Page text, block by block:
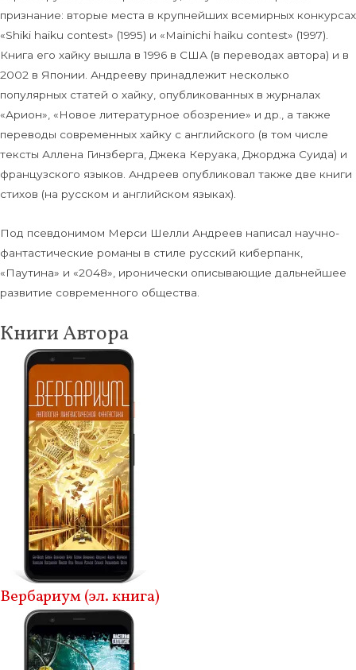
признание: вторые места в крупнейших всемирных конкурсах
«Shiki haiku contest» (1995) и «Mainichi haiku contest» (1997).
Книга его хайку вышла в 1996 в США (в переводах автора) и в
2002 в Японии. Андрееву принадлежит несколько
популярных статей о хайку, опубликованных в журналах
«Арион», «Новое литературное обозрение» и др., а также
переводы современных хайку с английского (в том числе
тексты Аллена Гинзберга, Джека Керуака, Джорджа Суида) и
французского языков. Андреев опубликовал также две книги
стихов (на русском и английском языках).
Под псевдонимом Мерси Шелли Андреев написал научно-
фантастические романы в стиле русский киберпанк,
«Паутина» и «2048», иронически описывающие дальнейшее
развитие современного общества.
Книги Автора
Вербариум (эл. книга)